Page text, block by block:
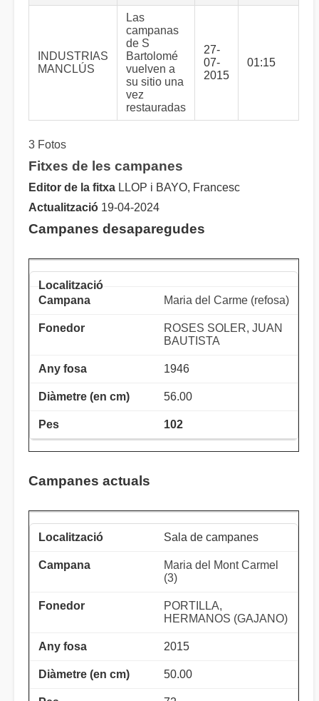
INDUSTRIAS
MANCLÚS
Las
campanas
de S
Bartolomé
vuelven a
su sitio una
vez
restauradas
27-
07-
2015
01:15
3 Fotos
Fitxes de les campanes
Editor de la fitxa LLOP i BAYO, Francesc
Actualització 19-04-2024
Campanes desaparegudes
Maria del Carme (refosa)
ROSES SOLER, JUAN
BAUTISTA
1946
56.00
102
Campanes actuals
Sala de campanes
Maria del Mont Carmel
(3)
PORTILLA,
HERMANOS (GAJANO)
2015
50.00